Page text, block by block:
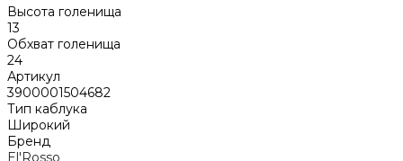
Высота голенища
13
Обхват голенища
24
Артикул
3900001504682
Тип каблука
Широкий
Бренд
El'Rosso